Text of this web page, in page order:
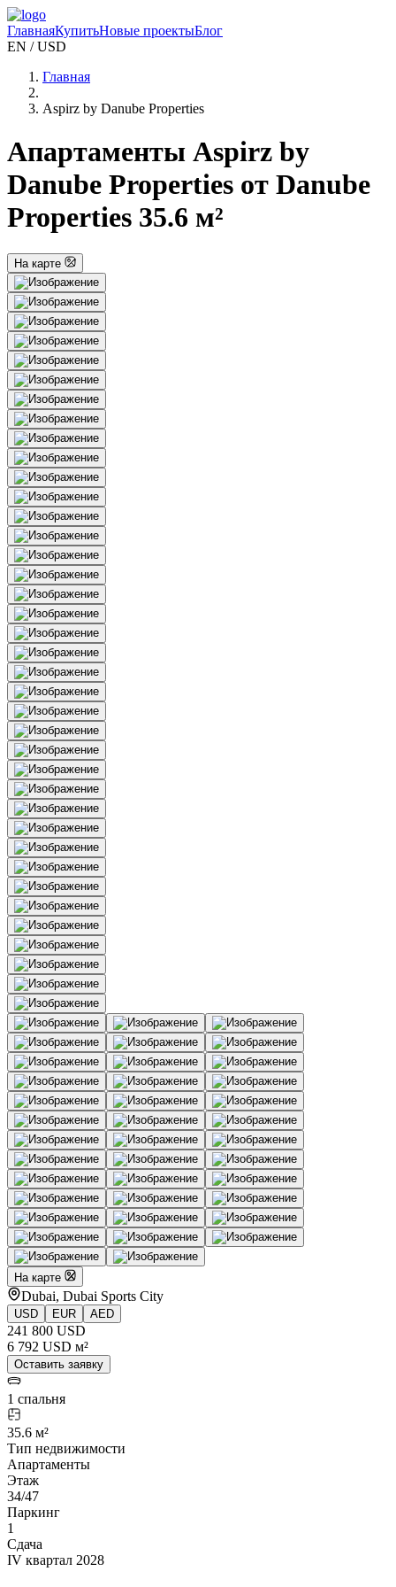
ГлавнаяКупитьНовые проектыБлог
EN / USD
Главная
Aspirz by Danube Properties
Апартаменты Aspirz by
Danube Properties от Danube
Properties 35.6 м²
На карте
На карте
Dubai, Dubai Sports City
USD EUR AED
241 800 USD
6 792 USD м²
Оставить заявку
1 спальня
35.6 м²
Тип недвижимости
Апартаменты
Этаж
34/47
Паркинг
1
Сдача
IV квартал 2028